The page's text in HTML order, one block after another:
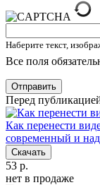
Наберите текст,
Все поля
Отправить
Перед
Как перенести
современный и
Скачать
53 р.
нет в продаже